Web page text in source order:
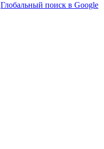
Глобальный поиск в Google